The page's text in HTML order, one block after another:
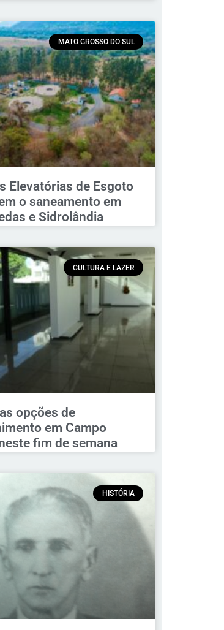
MATO GROSSO DO SUL
Elevatórias de Esgoto
o saneamento em
e Sidrolândia
CULTURA E LAZER
opções de
em Campo
fim de semana
HISTÓRIA